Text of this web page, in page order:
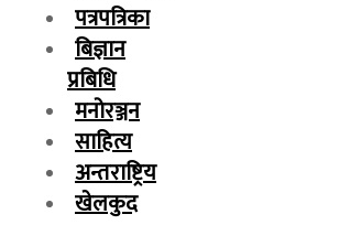
पत्रपत्रिका
बिज्ञान
प्रबिधि
मनोरञ्जन
साहित्य
अन्तराष्ट्रिय
खेलकुद